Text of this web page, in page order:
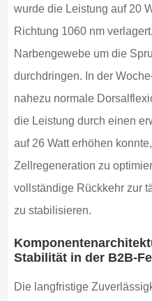
wurde die Leistung auf 20
Richtung 1060 nm
Narbengewebe um die
durchdringen. In der
nahezu normale
die Leistung durch einen
auf 26 Watt erhöhen
Zellregeneration zu
vollständige Rückkehr zur
zu stabilisieren.
Stabilität in der B2B-
Die langfristige